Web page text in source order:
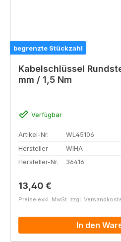
begrenzte Stückzahl
Kabelschlüssel
mm / 1,5 Nm
Verfügbar
Artikel-Nr.
WL45106
Hersteller
WIHA
Hersteller-Nr.
36416
Regulärer Preis:
13,40 €
Preise exkl. MwSt. zzgl.
In den